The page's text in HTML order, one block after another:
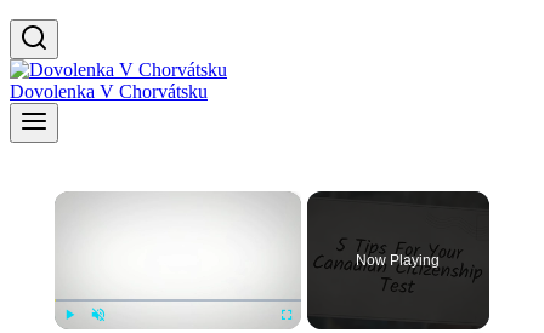
Dovolenka V Chorvátsku
×
Now Playing